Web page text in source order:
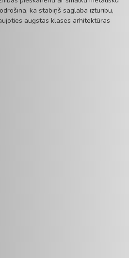
ka stabiņš saglabā izturību,
augstas klases arhitektūras